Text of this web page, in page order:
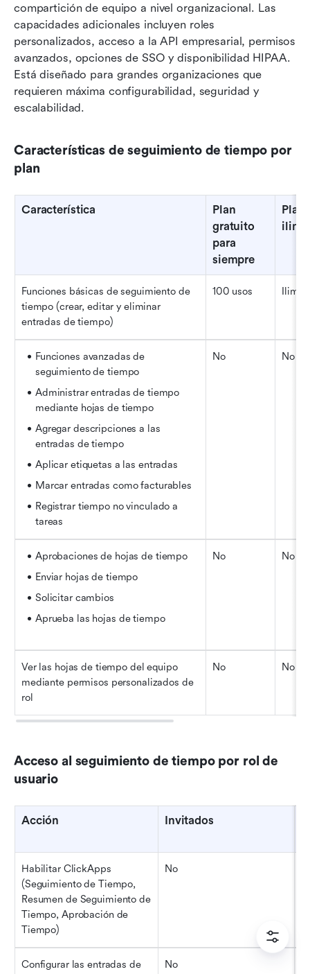
compartición de equipo a nivel organizacional. Las
capacidades adicionales incluyen roles
personalizados, acceso a la API empresarial, permisos
avanzados, opciones de SSO y disponibilidad HIPAA.
Está diseñado para grandes organizaciones que
requieren máxima configurabilidad, seguridad y
escalabilidad.
Características de seguimiento de tiempo por
plan
Característica
Plan
gratuito
para
siempre
Plan
Funciones básicas de seguimiento de
tiempo (crear, editar y eliminar
entradas de tiempo)
100 usos
Funciones avanzadas de
seguimiento de tiempo
Administrar entradas de tiempo
mediante hojas de tiempo
Agregar descripciones a las
entradas de tiempo
Aplicar etiquetas a las entradas
Marcar entradas como facturables
Registrar tiempo no vinculado a
tareas
No No
Aprobaciones de hojas de tiempo
Enviar hojas de tiempo
Solicitar cambios
Aprueba las hojas de tiempo
No No
Ver las hojas de tiempo del equipo
mediante permisos personalizados de
rol
No No
Acceso al seguimiento de tiempo por rol de
usuario
Acción Invitados
Habilitar ClickApps
(Seguimiento de Tiempo,
Resumen de Seguimiento de
Tiempo, Aprobación de
Tiempo)
No
Configurar las entradas de
No